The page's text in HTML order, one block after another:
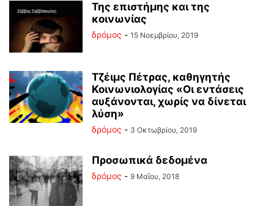
Της επιστήμης και της
κοινωνίας
δρόμος - 15 Νοεμβρίου, 2019
Τζέιμς Πέτρας, καθηγητής
Κοινωνιολογίας «Οι εντάσεις
αυξάνονται, χωρίς να δίνεται
λύση»
δρόμος - 3 Οκτωβρίου, 2019
Προσωπικά δεδομένα
δρόμος - 9 Μαΐου, 2018